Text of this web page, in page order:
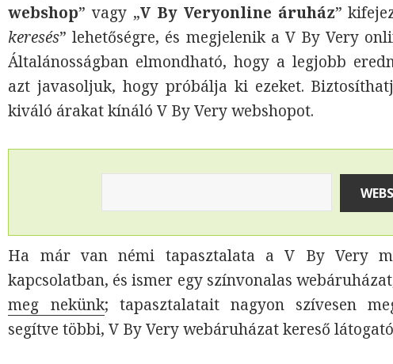
webshop” vagy „V By Veryonline áruház”
keresés” lehetőségre, és megjelenik a V By Very
Általánosságban elmondható, hogy a legjobb
azt javasoljuk, hogy próbálja ki ezeket.
kiváló árakat kínáló V By Very webshopot.
Ha már van némi tapasztalata a V By Very
kapcsolatban, és ismer egy színvonalas
meg nekünk; tapasztalatait nagyon szívesen
segítve többi, V By Very webáruházat kereső